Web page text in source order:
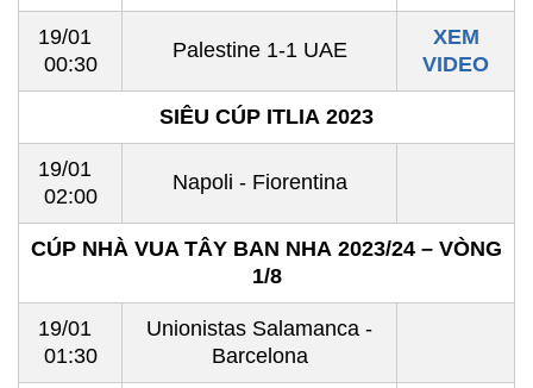
19/01
00:30
Palestine 1-1 UAE
XEM
VIDEO
SIÊU CÚP ITLIA 2023
19/01
02:00
Napoli - Fiorentina
CÚP NHÀ VUA TÂY BAN NHA 2023/24 – VÒNG
1/8
19/01
01:30
Unionistas Salamanca -
Barcelona